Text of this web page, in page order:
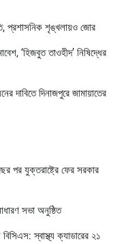
প্রশাসনিক শৃঙ্খলায়ও জোর
‘হিজবুত তাওহীদ’ নিষিদ্ধের
দাবিতে দিনাজপুরে জামায়াতের
পর যুক্তরাষ্ট্রে ফের সরকার
সভা অনুষ্ঠিত
স্বাস্থ্য ক্যাডারের ২১